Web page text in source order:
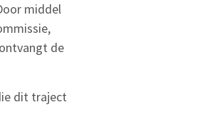
middel
de
dit traject